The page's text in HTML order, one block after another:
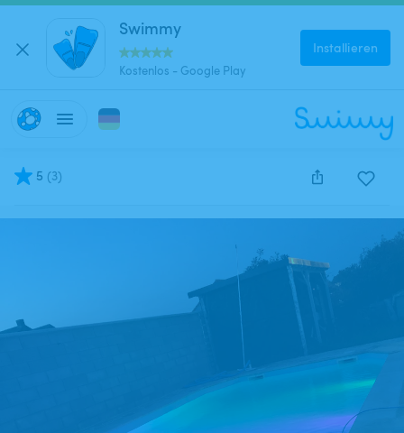
Swimmy
Kostenlos - Google Play
Installieren
5 (3)
Diese Anzeige wurde leider deaktiviert und kann nicht
reserviert werden.